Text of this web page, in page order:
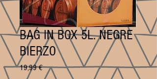
BAG IN BOX 5L. NEGRE
BIERZO
19,99 €Price